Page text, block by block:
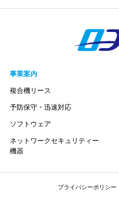
事業案内
複合機リース
予防保守・迅速対応
ソフトウェア
ネットワークセキュリティー
機器
プライバシーポリシー